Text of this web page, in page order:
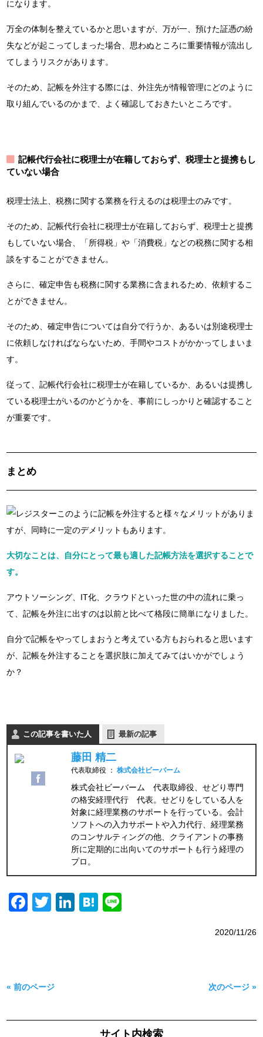
になります。
万全の体制を整えているかと思いますが、万が一、預けた証憑の紛
失などが起こってしまった場合、思わぬところに重要情報が流出し
てしまうリスクがあります。
そのため、記帳を外注する際には、外注先が情報管理にどのように
取り組んでいるのかまで、よく確認しておきたいところです。
記帳代行会社に税理士が在籍しておらず、税理士と提携もし
ていない場合
税理士法上、税務に関する業務を行えるのは税理士のみです。
そのため、記帳代行会社に税理士が在籍しておらず、税理士と提携
もしていない場合、「所得税」や「消費税」などの税務に関する相
談をすることができません。
さらに、確定申告も税務に関する業務に含まれるため、依頼するこ
とができません。
そのため、確定申告については自分で行うか、あるいは別途税理士
に依頼しなければならないため、手間やコストがかかってしまいま
す。
従って、記帳代行会社に税理士が在籍しているか、あるいは提携し
ている税理士がいるのかどうかを、事前にしっかりと確認すること
が重要です。
まとめ
このように記帳を外注すると様々なメリットがありま
すが、同時に一定のデメリットもあります。
大切なことは、自分にとって最も適した記帳方法を選択することで
す。
アウトソーシング、IT化、クラウドといった世の中の流れに乗っ
て、記帳を外注に出すのは以前と比べて格段に簡単になりました。
自分で記帳をやってしまおうと考えている方もおられると思います
が、記帳を外注することを選択肢に加えてみてはいかがでしょう
か？
この記事を書いた人 最新の記事
藤田 精二
代表取締役 ：株式会社ビーバーム
株式会社ビーバーム 代表取締役、せどり専門
の格安経理代行 代表。せどりをしている人を
対象に経理業務のサポートを行っている。会計
ソフトへの入力サポートや入力代行、経理業務
のコンサルティングの他、クライアントの事務
所に定期的に出向いてのサポートも行う経理の
プロ。
Facebook
Twitter
LinkedIn
Hatena
2020/11/26
« 前のページ 次のページ »
サイト内検索